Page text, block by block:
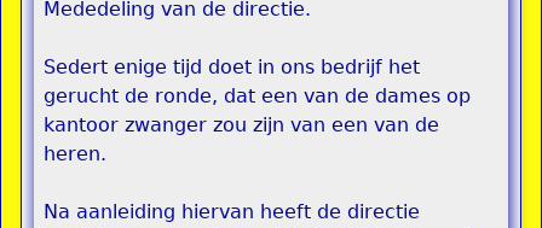
Mededeling van de directie.
Sedert enige tijd doet in ons bedrijf het
gerucht de ronde, dat een van de dames op
kantoor zwanger zou zijn van een van de
heren.
Na aanleiding hiervan heeft de directie